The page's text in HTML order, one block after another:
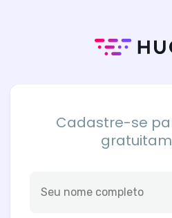
Cadastre-se
Seu nome completo